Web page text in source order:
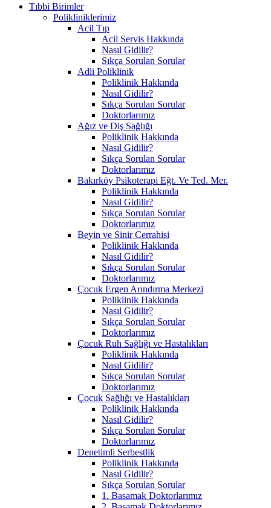
Tıbbi Birimler
Polikliniklerimiz
Acil Tıp
Acil Servis Hakkında
Nasıl Gidilir?
Sıkça Sorulan Sorular
Adli Poliklinik
Poliklinik Hakkında
Nasıl Gidilir?
Sıkça Sorulan Sorular
Doktorlarımız
Ağız ve Diş Sağlığı
Poliklinik Hakkında
Nasıl Gidilir?
Sıkça Sorulan Sorular
Doktorlarımız
Bakırköy Psikoterapi Eğt. Ve Ted. Mer.
Poliklinik Hakkında
Nasıl Gidilir?
Sıkça Sorulan Sorular
Doktorlarımız
Beyin ve Sinir Cerrahisi
Poliklinik Hakkında
Nasıl Gidilir?
Sıkça Sorulan Sorular
Doktorlarımız
Çocuk Ergen Arındırma Merkezi
Poliklinik Hakkında
Nasıl Gidilir?
Sıkça Sorulan Sorular
Doktorlarımız
Çocuk Ruh Sağlığı ve Hastalıkları
Poliklinik Hakkında
Nasıl Gidilir?
Sıkça Sorulan Sorular
Doktorlarımız
Çocuk Sağlığı ve Hastalıkları
Poliklinik Hakkında
Nasıl Gidilir?
Sıkça Sorulan Sorular
Doktorlarımız
Denetimli Serbestlik
Poliklinik Hakkında
Nasıl Gidilir?
Sıkça Sorulan Sorular
1. Basamak Doktorlarımız